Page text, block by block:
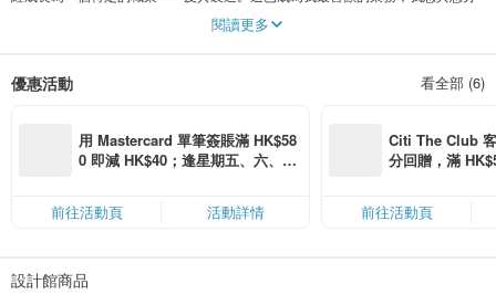
閱讀更多
優惠活動 看全部 (6)
用 Mastercard 單筆簽賬滿 HK$58
0 即減 HK$40；逢星期五、六、日
卡」結帳）
前往活動頁 活動詳情
Citi The Club
分回贈，滿
前往活動頁
設計館商品